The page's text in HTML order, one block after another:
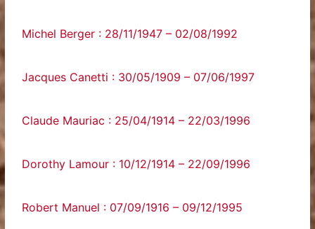
Michel Berger : 28/11/1947 – 02/08/1992
Jacques Canetti : 30/05/1909 – 07/06/1997
Claude Mauriac : 25/04/1914 – 22/03/1996
Dorothy Lamour : 10/12/1914 – 22/09/1996
Robert Manuel : 07/09/1916 – 09/12/1995